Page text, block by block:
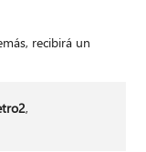
recibirá un
,